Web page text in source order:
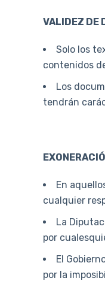
VALIDEZ DE
Solo los
contenidos
Los
tendrán
En
cualquier
La
por
El
por la